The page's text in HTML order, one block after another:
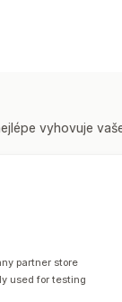
času
Vyšší slevy za
slevy
vyhovuje
partner store
used for testing